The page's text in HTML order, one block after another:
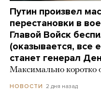
Путин произвел
перестановки в
Главой Войск
(оказывается, все
станет генерал
Максимально коротко
НОВОСТИ 2 дня назад